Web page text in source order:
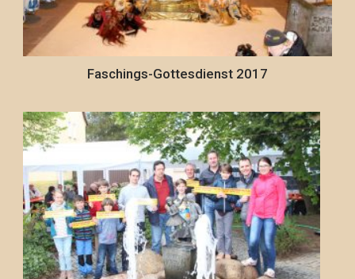
Faschings-Gottesdienst 2017